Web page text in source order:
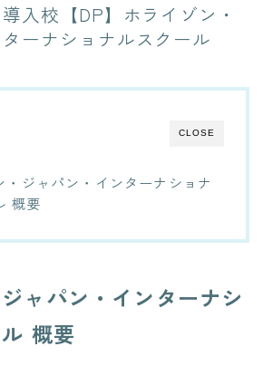
入校【DP】ホライゾン・
ーナショナルスクール
CLOSE
・ジャパン・インターナショナ
概要
ャパン・インターナシ
概要